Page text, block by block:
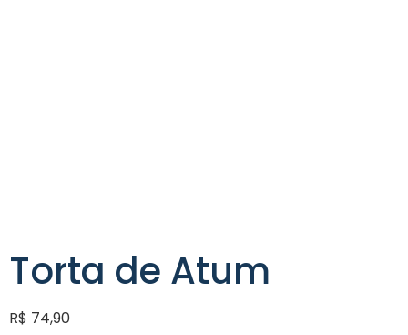
Torta de Atum
R$ 74,90